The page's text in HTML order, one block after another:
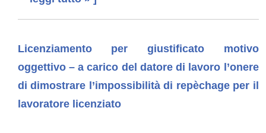
Licenziamento per giustificato motivo
oggettivo – a carico del datore di lavoro l’onere
di dimostrare l’impossibilità di repèchage per il
lavoratore licenziato